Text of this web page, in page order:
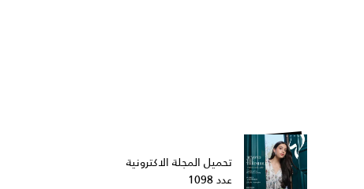
تحميل المجلة الاكترونية
عدد 1098